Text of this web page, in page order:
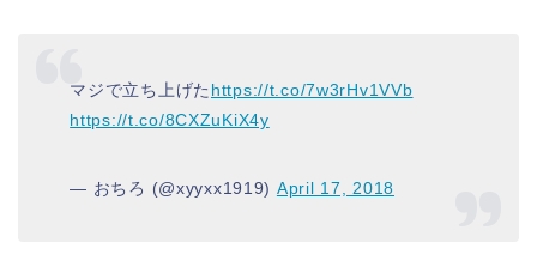
マジで立ち上げた https://t.co/7w3rHv1VVb
https://t.co/8CXZuKiX4y
— おちろ (@xyyxx1919) April 17, 2018